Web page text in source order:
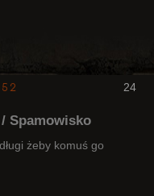
24
Spamowisko
żeby komuś go